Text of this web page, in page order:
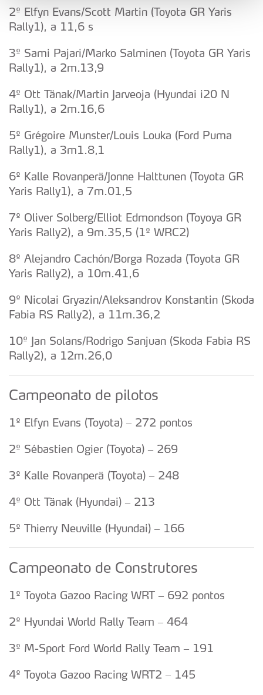
analisar dados de navegação no nosso website.
utilização do nosso site de publicidade e de análise, com
parceiros e organizações na UE e em países terceiros.
O ACP garantirá que as transferências internacionais de
dados pessoais serão realizadas apenas com o seu
necessário no contexto dos serviços a prestar.
tecnologias similares pode ter impacto na sua
experiência de navegação no Website e nos serviços
Consulte a política de cookies do site.
2º Elfyn Evans/Scott Martin (Toyota GR Yaris
Rally1), a 11,6 s
3º Sami Pajari/Marko Salminen (Toyota GR Yaris
Rally1), a 2m.13,9
4º Ott Tänak/Martin Jarveoja (Hyundai i20 N
Rally1), a 2m.16,6
5º Grégoire Munster/Louis Louka (Ford Puma
Rally1), a 3m1.8,1
6º Kalle Rovanperä/Jonne Halttunen (Toyota GR
Yaris Rally1), a 7m.01,5
7º Oliver Solberg/Elliot Edmondson (Toyoya GR
Yaris Rally2), a 9m.35,5 (1º WRC2)
8º Alejandro Cachón/Borga Rozada (Toyota GR
Yaris Rally2), a 10m.41,6
9º Nicolai Gryazin/Aleksandrov Konstantin (Skoda
Fabia RS Rally2), a 11m.36,2
10º Jan Solans/Rodrigo Sanjuan (Skoda Fabia RS
Rally2), a 12m.26,0
Campeonato de pilotos
1º Elfyn Evans (Toyota) – 272 pontos
2º Sébastien Ogier (Toyota) – 269
3º Kalle Rovanperä (Toyota) – 248
4º Ott Tänak (Hyundai) – 213
5º Thierry Neuville (Hyundai) – 166
Campeonato de Construtores
1º Toyota Gazoo Racing WRT – 692 pontos
2º Hyundai World Rally Team – 464
3º M-Sport Ford World Rally Team – 191
4º Toyota Gazoo Racing WRT2 – 145